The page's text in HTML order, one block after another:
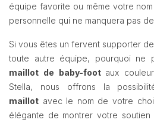
équipe favorite ou même votre
personnelle qui ne manquera pas
Si vous êtes un fervent supporter
toute autre équipe, pourquoi ne
maillot de baby-foot aux
Stella, nous offrons la
maillot avec le nom de votre
élégante de montrer votre